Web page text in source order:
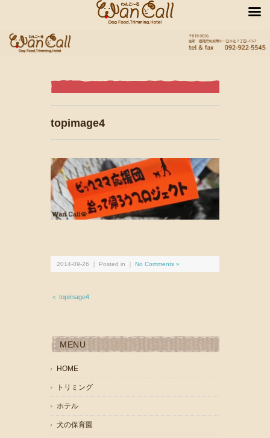
topimage4
2014-09-26 ｜ Posted in ｜ No Comments »
＜ topimage4
MENU
HOME
トリミング
ホテル
犬の保育園